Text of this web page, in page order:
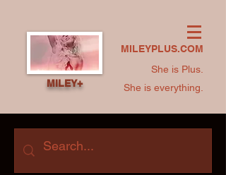
MILEYPLUS.COM
She is Plus.
She is everything.
MILEY+